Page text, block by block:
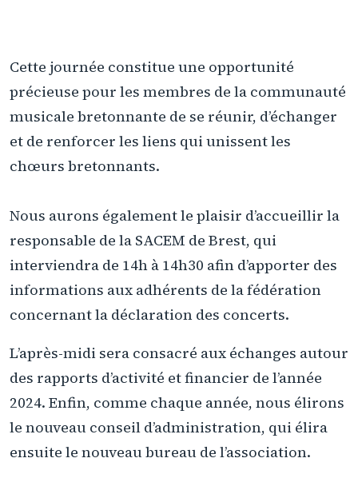
Cette journée constitue une opportunité
précieuse pour les membres de la communauté
musicale bretonnante de se réunir, d’échanger
et de renforcer les liens qui unissent les
chœurs bretonnants.
Nous aurons également le plaisir d’accueillir la
responsable de la SACEM de Brest, qui
interviendra de 14h à 14h30 afin d’apporter des
informations aux adhérents de la fédération
concernant la déclaration des concerts.
L’après-midi sera consacré aux échanges autour
des rapports d’activité et financier de l’année
2024. Enfin, comme chaque année, nous élirons
le nouveau conseil d’administration, qui élira
ensuite le nouveau bureau de l’association.